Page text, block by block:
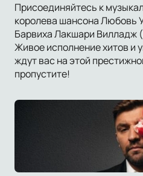
Присоединяйтесь к
королева шансона Любовь
Барвиха Лакшари Вилладж
Живое исполнение хитов и
ждут вас на этой
пропустите!